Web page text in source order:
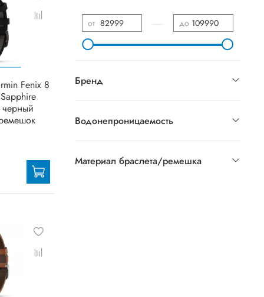
Fenix 8
от до
Бренд
Водонепроницаемость
Материал браслета/ремешка